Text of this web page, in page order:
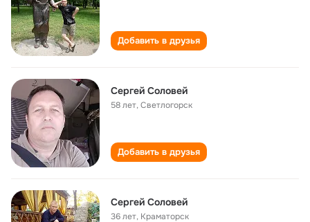
Добавить в друзья
Сергей Соловей
58 лет,Светлогорск
Добавить в друзья
Сергей Соловей
36 лет, Краматорск